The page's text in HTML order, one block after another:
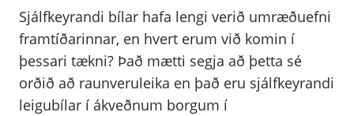
Sjálfkeyrandi bílar hafa lengi verið umræðuefni
framtíðarinnar, en hvert erum við komin í
þessari tækni? Það mætti segja að þetta sé
orðið að raunveruleika en það eru sjálfkeyrandi
leigubílar í ákveðnum borgum í